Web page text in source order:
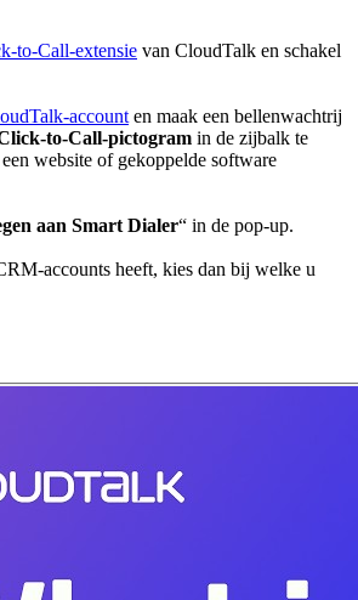
to-Call-extensie van CloudTalk en schakel
account en maak een bellenwachtrij
to-Call-pictogram in de zijbalk te
website of gekoppelde software
aan Smart Dialer“ in de pop-up.
accounts heeft, kies dan bij welke u